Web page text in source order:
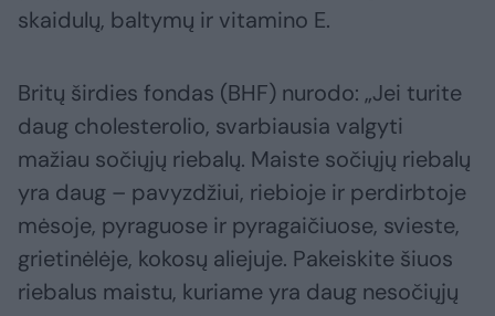
skaidulų, baltymų ir vitamino E.
Britų širdies fondas (BHF) nurodo: „Jei turite
daug cholesterolio, svarbiausia valgyti
mažiau sočiųjų riebalų. Maiste sočiųjų riebalų
yra daug – pavyzdžiui, riebioje ir perdirbtoje
mėsoje, pyraguose ir pyragaičiuose, svieste,
grietinėlėje, kokosų aliejuje. Pakeiskite šiuos
riebalus maistu, kuriame yra daug nesočiųjų